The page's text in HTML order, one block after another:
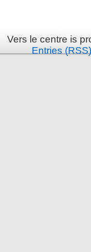
Vers le centre is
Entries (RSS)